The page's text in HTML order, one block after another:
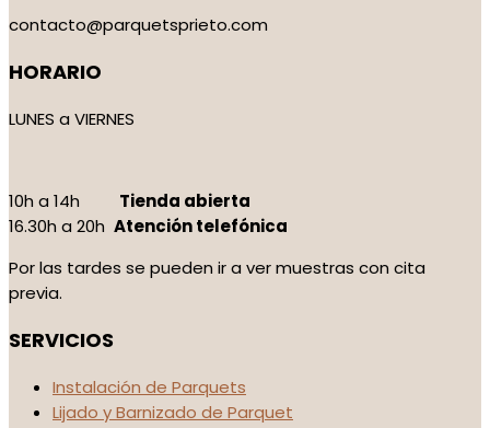
contacto@parquetsprieto.com
HORARIO
LUNES a VIERNES
10h a 14h Tienda abierta
16.30h a 20h Atención telefónica
Por las tardes se pueden ir a ver muestras con cita
previa.
SERVICIOS
Instalación de Parquets
Lijado y Barnizado de Parquet